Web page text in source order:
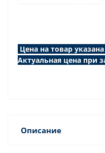
Цена на товар
Актуальная цена при
Описание